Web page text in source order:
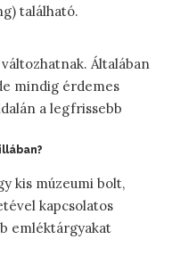
található.
Általában
mindig érdemes
a legfrissebb
kis múzeumi bolt,
kapcsolatos
emléktárgyakat